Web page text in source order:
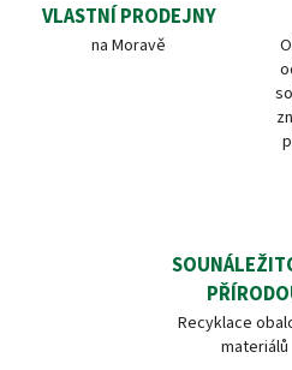
VLASTNÍ PRODEJNY
na Moravě
Recyklace
materiálů